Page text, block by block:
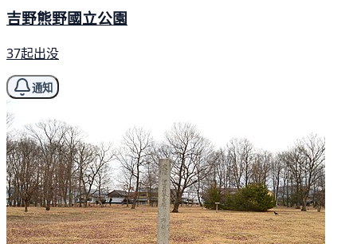
吉野熊野國立公園
37起出没
通知